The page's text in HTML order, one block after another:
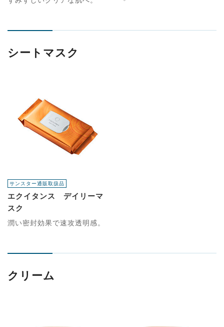
シートマスク
サンスター通販取扱品
エクイタンス デイリーマ
スク
潤い密封効果で速攻透明感。
クリーム